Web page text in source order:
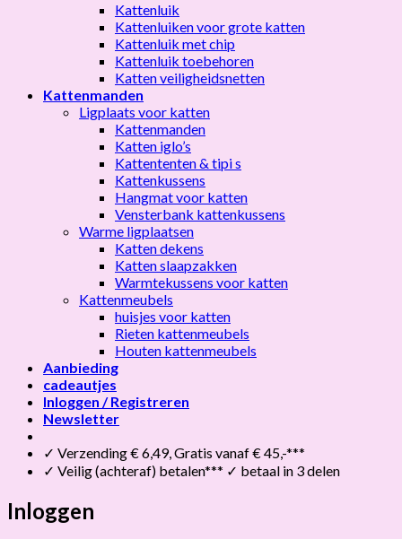
Kattenluik
Kattenluiken voor grote katten
Kattenluik met chip
Kattenluik toebehoren
Katten veiligheidsnetten
Kattenmanden
Ligplaats voor katten
Kattenmanden
Katten iglo’s
Kattententen & tipi s
Kattenkussens
Hangmat voor katten
Vensterbank kattenkussens
Warme ligplaatsen
Katten dekens
Katten slaapzakken
Warmtekussens voor katten
Kattenmeubels
huisjes voor katten
Rieten kattenmeubels
Houten kattenmeubels
Aanbieding
cadeautjes
Inloggen / Registreren
Newsletter
✓ Verzending € 6,49, Gratis vanaf € 45,-***
✓ Veilig (achteraf) betalen*** ✓ betaal in 3 delen
Inloggen